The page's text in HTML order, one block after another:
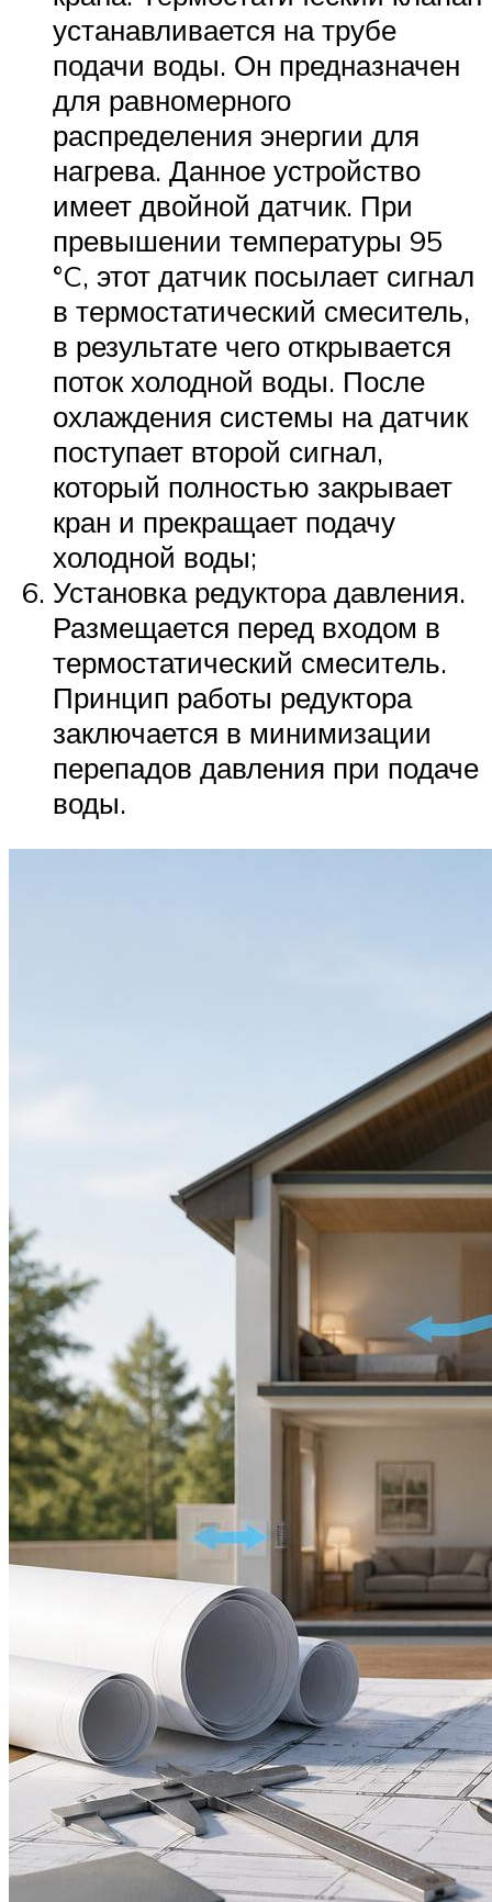
устанавливается на трубе
подачи воды. Он предназначен
для равномерного
распределения энергии для
нагрева. Данное устройство
имеет двойной датчик. При
превышении температуры 95
°C, этот датчик посылает сигнал
в термостатический смеситель,
в результате чего открывается
поток холодной воды. После
охлаждения системы на датчик
поступает второй сигнал,
который полностью закрывает
кран и прекращает подачу
холодной воды;
Установка редуктора давления.
Размещается перед входом в
термостатический смеситель.
Принцип работы редуктора
заключается в минимизации
перепадов давления при подаче
воды.